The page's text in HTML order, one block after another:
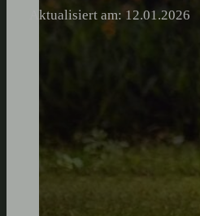
Aktualisiert am: 12.01.2026